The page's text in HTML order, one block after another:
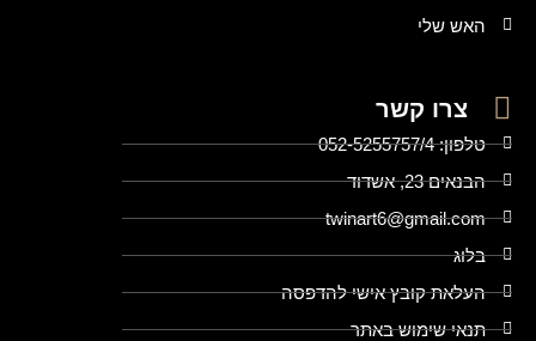
האש שלי
צרו קשר
טלפון: 052-5255757/4
הבנאים 23, אשדוד
twinart6@gmail.com
בלוג
העלאת קובץ אישי להדפסה
תנאי שימוש באתר